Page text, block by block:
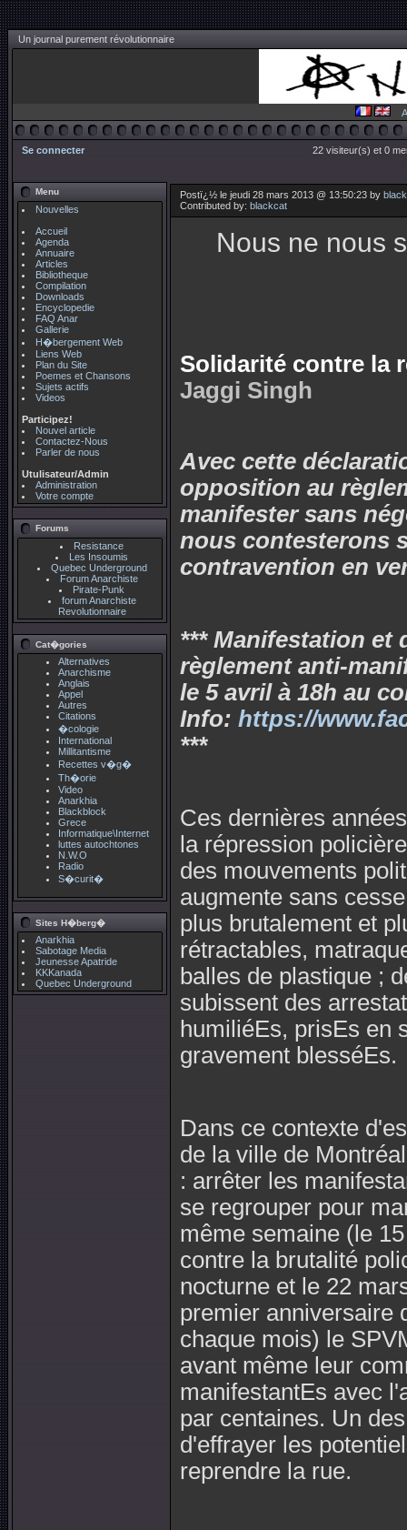
Un journal purement révolutionnaire
Se connecter 22 visiteur(s) et 0
Menu
Nouvelles
Accueil
Agenda
Annuaire
Articles
Bibliotheque
Compilation
Downloads
Encyclopedie
FAQ Anar
Gallerie
H�bergement Web
Liens Web
Plan du Site
Poemes et Chansons
Sujets actifs
Videos
Participez!
Nouvel article
Contactez-Nous
Parler de nous
Utulisateur/Admin
Administration
Votre compte
Forums
Resistance
Les Insoumis
Quebec Underground
Forum Anarchiste
Pirate-Punk
forum Anarchiste
Revolutionnaire
Cat�gories
Alternatives
Anarchisme
Anglais
Appel
Autres
Citations
�cologie
International
Millitantisme
Recettes v�g�
Th�orie
Video
Anarkhia
Blackblock
Grece
Informatique\Internet
luttes autochtones
N.W.O
Radio
S�curit�
Sites H�berg�
Anarkhia
Sabotage Media
Jeunesse Apatride
KKKanada
Quebec Underground
Postï¿½ le jeudi 28 mars 2013 @ 13:50:23 by
Contributed by: blackcat
Nous ne nous
Solidarité contre la
Jaggi Singh
Avec cette
opposition au
manifester sans
nous contesterons
contravention en
*** Manifestation et
règlement anti-
le 5 avril à 18h au
Info: https://
***
Ces dernières
la répression
des mouvements
augmente sans
plus brutalement et
rétractables,
balles de plastique ;
subissent des
humiliéEs, prisEs en
gravement blesséEs.
Dans ce contexte
de la ville de
: arrêter les
se regrouper pour
même semaine (le
contre la brutalité
nocturne et le 22
premier anniversaire
chaque mois) le
avant même leur
manifestantEs avec
par centaines. Un
d'effrayer les
reprendre la rue.